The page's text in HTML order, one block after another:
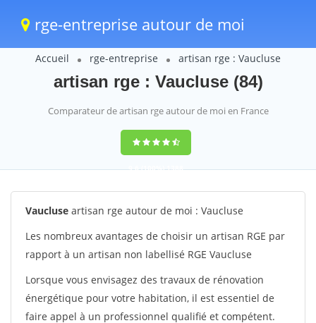
rge-entreprise autour de moi
Accueil rge-entreprise artisan rge : Vaucluse
artisan rge : Vaucluse (84)
Comparateur de artisan rge autour de moi en France
9,6(100%)1388
votes
Vaucluse artisan rge autour de moi : Vaucluse
Les nombreux avantages de choisir un artisan RGE par
rapport à un artisan non labellisé RGE Vaucluse
Lorsque vous envisagez des travaux de rénovation
énergétique pour votre habitation, il est essentiel de
faire appel à un professionnel qualifié et compétent.